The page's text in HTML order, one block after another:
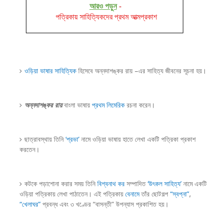
আরও পড়ুন-
পত্রিকায় সাহিত্যিকদের প্রথম আত্মপ্রকাশ
ওড়িয়া ভাষার সাহিত্যিক হিসেবে অন্নদাশঙ্কর রায় –এর সাহিত্য জীবনের সূচনা হয়।
অন্নদাশঙ্কর রায়বাংলা ভাষায় প্রথম লিমেরিক রচনা করেন।
ছাত্রাবস্থায় তিনি‘প্রভা’ নামে ওড়িয়া ভাষায় হাতে লেখা একটি পত্রিকা প্রকাশ
করতেন।
কটকে পড়াশোনা করার সময় তিনিবিশ্বনাথ কর সম্পাদিত‘উৎকল সাহিত্য’ নামে একটি
ওড়িয়া পত্রিকায় লেখা পাঠাতেন। এই পত্রিকায় বেনামেতাঁর ছোটগল্প “স্বপ্না”,
“খেলাঘর” প্রবন্ধ এবং ৩ খণ্ডের “বাসন্তী” উপন্যাস প্রকাশিত হয়।